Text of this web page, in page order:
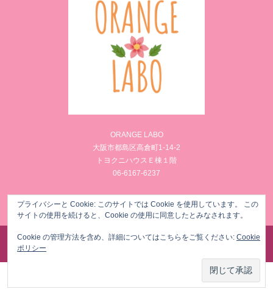
ORANGE LABO
大阪市都島区高倉町1-14-2
トヨクニハウスＥ棟１階
06-6167-6237
Facebook
Instagram
©様々な女性のからだのお悩みを筋膜リリースでメンテナンス ORANGE LABO . All Rights
プライバシーと Cookie: このサイトでは Cookie を使用しています。 この
サイトの使用を続けると、Cookie の使用に同意したとみなされます。
Cookie の管理方法を含め、詳細についてはこちらをご覧ください: Cookie
ポリシー